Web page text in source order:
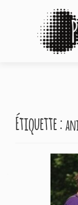
Étiquette :